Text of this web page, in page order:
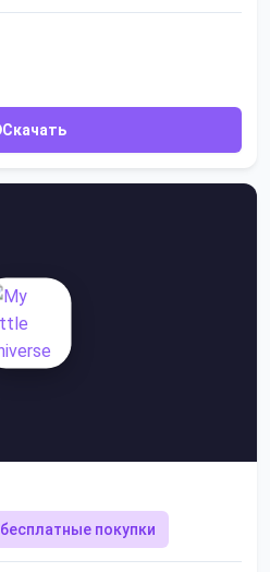
Скачать
бесплатные покупки